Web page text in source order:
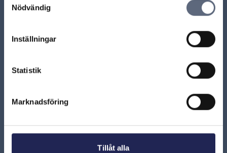
Nödvändig
Inställningar
Statistik
Marknadsföring
Tillåt alla
Att teckna avtal om fiberdragning
ARN 2021-15639 – Fiberleverantör måste fullgöra
överväger
ARN 2017-00530 – Otillåtna villkor gällande